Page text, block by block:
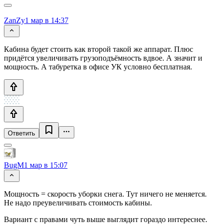
ZanZy1 мар в 14:37
Кабина будет стоить как второй такой же аппарат. Плюс
придётся увеличивать грузоподъёмность вдвое. А значит и
мощность. А табуретка в офисе УК условно бесплатная.
Ответить
BugM1 мар в 15:07
Мощность = скорость уборки снега. Тут ничего не меняется.
Не надо преувеличивать стоимость кабины.
Вариант с правами чуть выше выглядит гораздо интереснее.